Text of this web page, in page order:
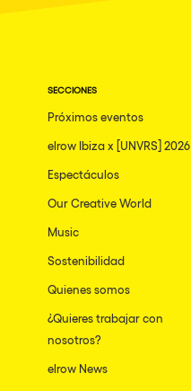
SECCIONES
Próximos eventos
elrow Ibiza x [UNVRS] 2026
Espectáculos
Our Creative World
Music
Sostenibilidad
Quienes somos
¿Quieres trabajar con
nosotros?
elrow News